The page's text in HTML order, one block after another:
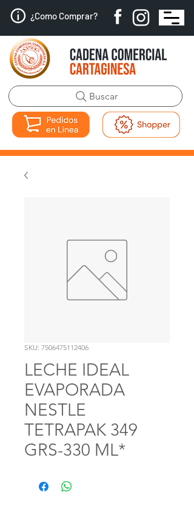
¿Como Comprar?
Buscar
SKU: 7506475112406
LECHE IDEAL
EVAPORADA
NESTLE
TETRAPAK 349
GRS-330 ML*